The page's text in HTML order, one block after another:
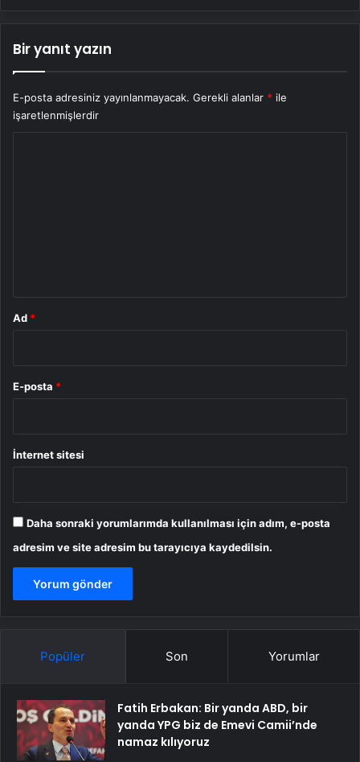
Bir yanıt yazın
E-posta adresiniz yayınlanmayacak. Gerekli alanlar * ile
işaretlenmişlerdir
Ad *
E-posta *
İnternet sitesi
Daha sonraki yorumlarımda kullanılması için adım, e-posta
adresim ve site adresim bu tarayıcıya kaydedilsin.
Popüler Son Yorumlar
Fatih Erbakan: Bir yanda ABD, bir
yanda YPG biz de Emevi Camii’nde
namaz kılıyoruz